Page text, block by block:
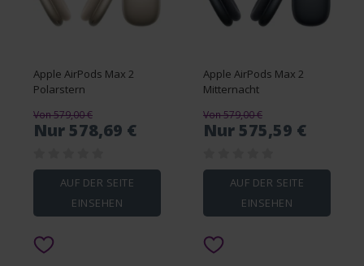
Apple AirPods Max 2
Polarstern
Von 579,00 €
Nur 578,69 €
AUF DER SEITE
EINSEHEN
Apple AirPods Max 2
Mitternacht
Von 579,00 €
Nur 575,59 €
AUF DER SEITE
EINSEHEN